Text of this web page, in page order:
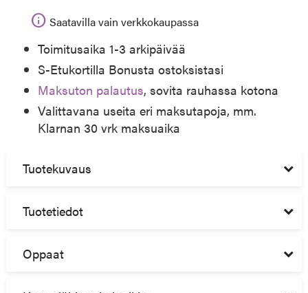
info Saatavilla vain verkkokaupassa
Toimitusaika 1-3 arkipäivää
S-Etukortilla Bonusta ostoksistasi
Maksuton palautus, sovita rauhassa kotona
Valittavana useita eri maksutapoja, mm.
Klarnan 30 vrk maksuaika
Tuotekuvaus
Tuotetiedot
Oppaat